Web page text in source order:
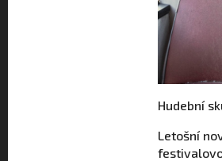
Hudební
Letošní